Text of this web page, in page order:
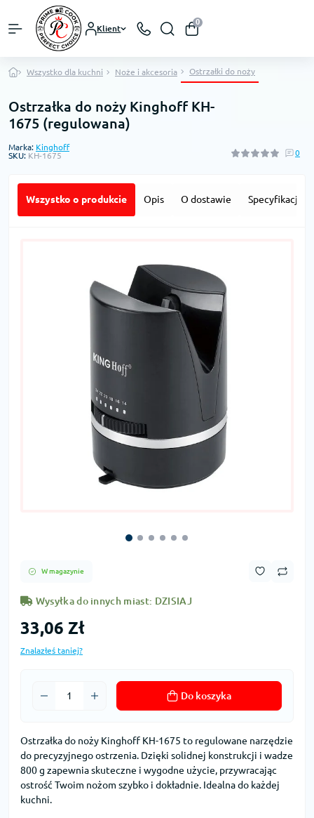
Klient
0
Wszystko dla kuchni Noże i akcesoria Ostrzałki do noży
Ostrzałka do noży Kinghoff KH-
1675 (regulowana)
Marka: Kinghoff
SKU: KH-1675 0
Wszystko o produkcie Opis O dostawie Specyfikacja
W magazynie
Wysyłka do innych miast: DZISIAJ
33,06 Zł
Znalazłeś taniej?
Do koszyka
Ostrzałka do noży Kinghoff KH-1675 to regulowane narzędzie
do precyzyjnego ostrzenia. Dzięki solidnej konstrukcji i wadze
800 g zapewnia skuteczne i wygodne użycie, przywracając
ostrość Twoim nożom szybko i dokładnie. Idealna do każdej
kuchni.